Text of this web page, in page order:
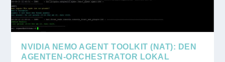
NVIDIA NEMO AGENT TOOLKIT (NAT): DEN
AGENTEN-ORCHESTRATOR LOKAL